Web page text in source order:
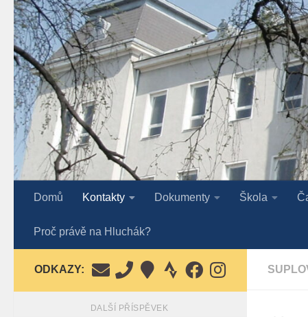
Skip to content
Domů Kontakty Dokumenty Škola
Proč právě na Hluchák?
ODKAZY:
DALŠÍ PŘÍSPĚVEK